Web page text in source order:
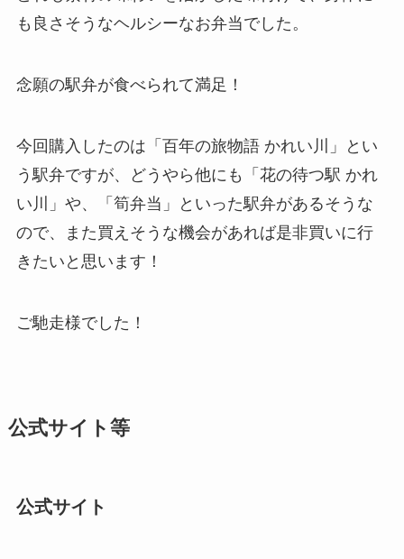
も良さそうなヘルシーなお弁当でした。
念願の駅弁が食べられて満足！
今回購入したのは「百年の旅物語 かれい川」とい
う駅弁ですが、どうやら他にも「花の待つ駅 かれ
い川」や、「筍弁当」といった駅弁があるそうな
ので、また買えそうな機会があれば是非買いに行
きたいと思います！
ご馳走様でした！
公式サイト等
公式サイト